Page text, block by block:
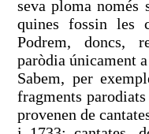
seva ploma només
quines fossin les
Podrem, doncs,
paròdia únicament
Sabem, per
fragments
provenen de